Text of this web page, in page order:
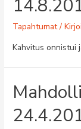
Tapahtumat/
Kahvitus onnistui